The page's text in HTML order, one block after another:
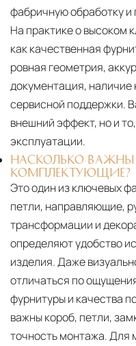
фабричную обработку
На практике о высоком
как качественная
ровная геометрия,
документация,
сервисной поддержки.
внешний эффект, но и
эксплуатации.
НАСКОЛЬКО ВАЖНЫ
КОМПЛЕКТУЮЩИЕ?
Это один из ключевых
петли, направляющие,
трансформации и
определяют удобство
изделия. Даже
отличаться по
фурнитуры и качества
важны короб, петли,
точность монтажа.